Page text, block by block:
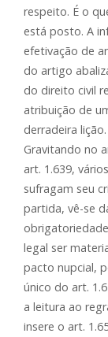
respeito. É o
está posto. A
efetivação de
do artigo
do direito civil
atribuição de
derradeira lição.
Gravitando no
art. 1.639,
sufragam seu
partida, vê-se
legal ser
pacto nupcial,
único do art.
a leitura ao
insere o art.